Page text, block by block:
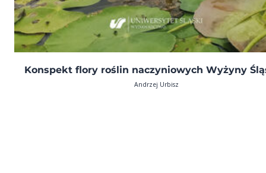
Konspekt flory roślin naczyniowych Wyżyny
Andrzej Urbisz